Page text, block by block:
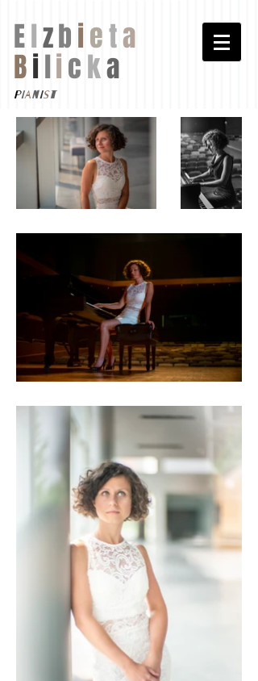
Elzbieta
Bilicka
pianist